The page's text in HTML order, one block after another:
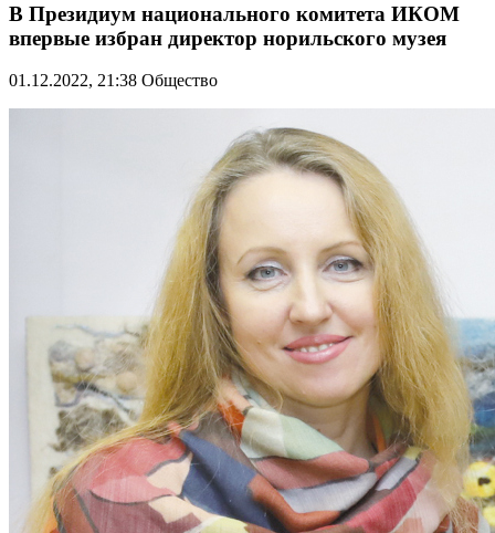
В Президиум национального комитета ИКОМ
впервые избран директор норильского музея
01.12.2022, 21:38 Общество